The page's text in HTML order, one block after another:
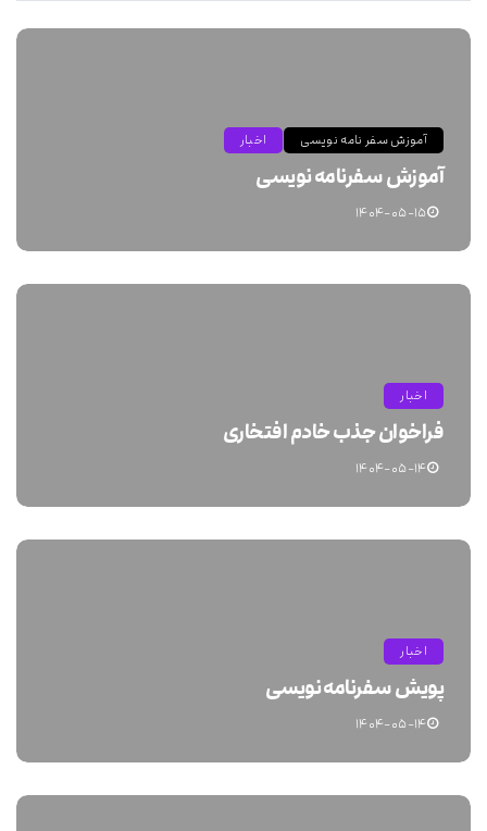
آموزش سفر نامه نویسی اخبار
آموزش سفرنامه نویسی
۱۴۰۴-۰۵-۱۵
اخبار
فراخوان جذب خادم افتخاری
۱۴۰۴-۰۵-۱۴
اخبار
پویش سفرنامه نویسی
۱۴۰۴-۰۵-۱۴